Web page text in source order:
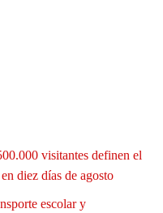
visitantes definen el
diez días de agosto
escolar y